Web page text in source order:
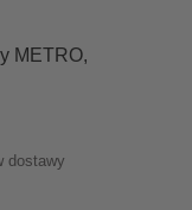
METRO,
dostawy